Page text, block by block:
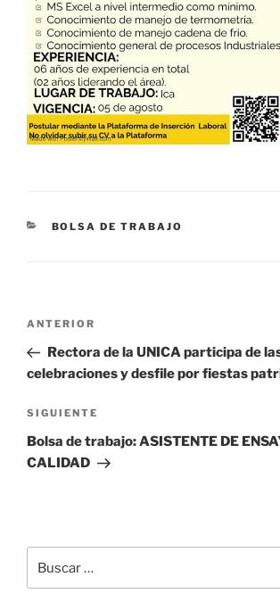
CATEGORÍAS
BOLSA DE TRABAJO
Navegación
entradas
Entrada
anterior:
ANTERIOR
Rectora de la UNICA participa de
celebraciones y desfile por fiestas
Siguiente
entrada
SIGUIENTE
Bolsa de trabajo: ASISTENTE DE
CALIDAD
por: